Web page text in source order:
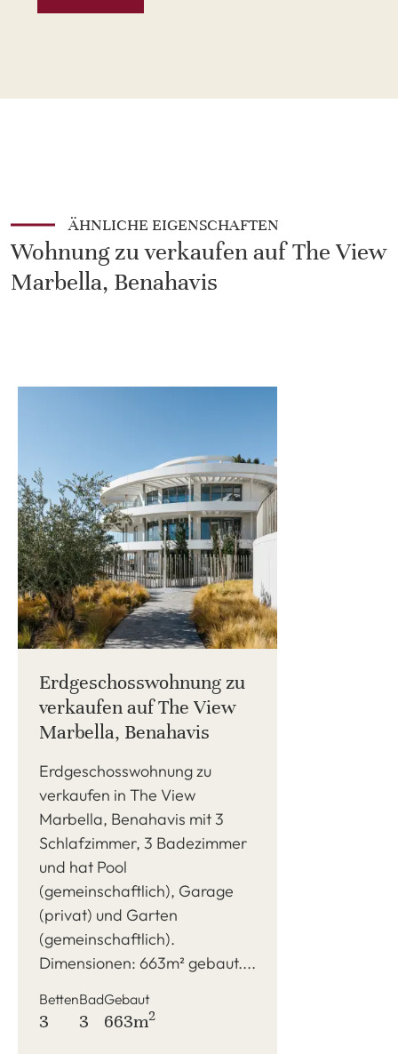
ÄHNLICHE EIGENSCHAFTEN
Wohnung zu verkaufen auf The View
Marbella, Benahavis
Erdgeschosswohnung zu
verkaufen auf The View
Marbella, Benahavis
Erdgeschosswohnung zu
verkaufen in The View
Marbella, Benahavis mit 3
Schlafzimmer, 3 Badezimmer
und hat Pool
(gemeinschaftlich), Garage
(privat) und Garten
(gemeinschaftlich).
Dimensionen: 663m² gebaut....
Betten
3
Bad
3
Gebaut
663m2